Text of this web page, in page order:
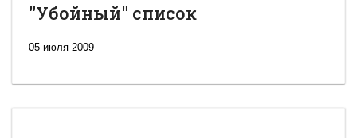
"Убойный" список
05 июля 2009